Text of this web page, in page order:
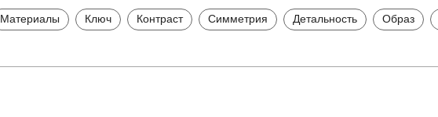
Материалы Ключ Контраст Симметрия Детальность Образ